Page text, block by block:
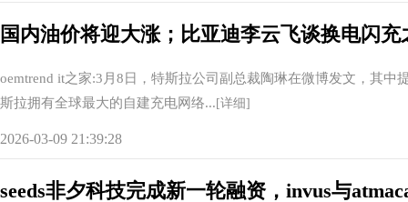
国内油价将迎大涨；比亚迪李云飞谈换电闪
oemtrend it之家:3月8日，特斯拉公司副总裁陶琳在微博发文，其
斯拉拥有全球最大的自建充电网络... [详细]
2026-03-09 21:39:28
seeds非夕科技完成新一轮融资，invus与